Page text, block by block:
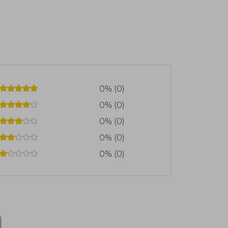
0% (0)
0% (0)
0% (0)
0% (0)
0% (0)